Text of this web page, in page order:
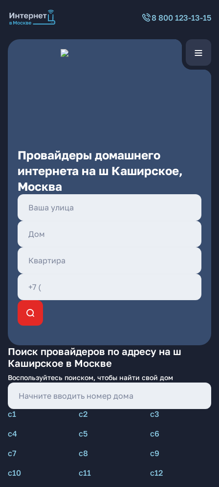
8 800 123-13-15
Провайдеры домашнего
интернета на ш Каширское,
Москва
Поиск провайдеров по адресу на ш
Каширское в Москве
Воспользуйтесь поиском, чтобы найти свой дом
с1 с2
с3
с4
с5
с6
с7
с8
с9
с10
с11
с12